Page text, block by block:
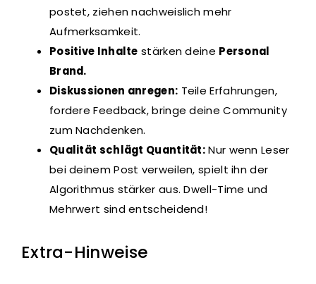
postet, ziehen nachweislich mehr
Aufmerksamkeit.
Positive Inhalte stärken deine Personal
Brand.
Diskussionen anregen: Teile Erfahrungen,
fordere Feedback, bringe deine Community
zum Nachdenken.
Qualität schlägt Quantität:Nur wenn Leser
bei deinem Post verweilen, spielt ihn der
Algorithmus stärker aus. Dwell-Time und
Mehrwert sind entscheidend!
Extra-Hinweise